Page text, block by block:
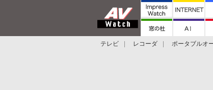
テレビ レコーダ ポータブルオ